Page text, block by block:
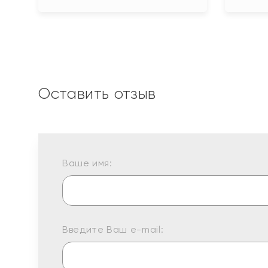
Оставить отзыв
Ваше имя:
Введите Ваш e-mail: